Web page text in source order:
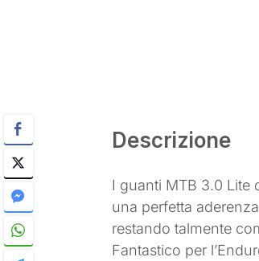
Descrizione
I guanti MTB 3.0 Lite
una perfetta
restando talmente
Fantastico per